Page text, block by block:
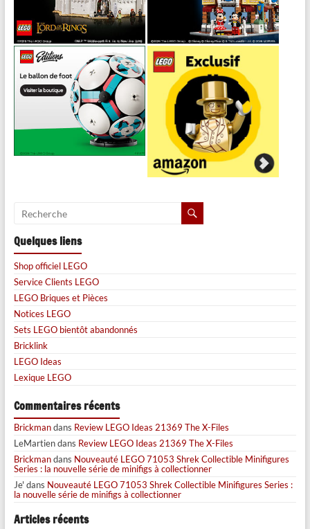
Quelques liens
Shop officiel LEGO
Service Clients LEGO
LEGO Briques et Pièces
Notices LEGO
Sets LEGO bientôt abandonnés
Bricklink
LEGO Ideas
Lexique LEGO
Commentaires récents
Brickmandans Review LEGO Ideas 21369 The X-Files
LeMartiendans Review LEGO Ideas 21369 The X-Files
Brickmandans Nouveauté LEGO 71053 Shrek Collectible Minifigures
Series : la nouvelle série de minifigs à collectionner
Je' dans Nouveauté LEGO 71053 Shrek Collectible Minifigures Series :
la nouvelle série de minifigs à collectionner
Articles récents